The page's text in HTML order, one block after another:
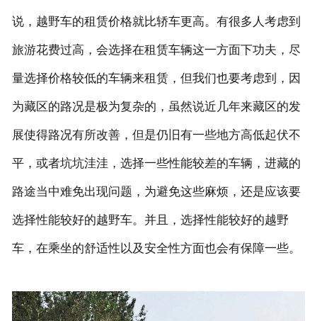
服务项目
租车资讯
租车价格
关于我们
联系我们
说，越野车的租赁价格就比轿车更高。有很多人考虑到
旅游花费过高，会选择在租赁车辆这一方面下功夫，尽
量选择价格较低的车辆来租赁，但我们也要考虑到，因
为藏区的路况是极为复杂的，虽然说近几年来藏区的发
展使得路况有所改善，但是仍旧有一些地方高低起伏不
平，或者坑坑洼洼，选择一些性能较差的车辆，进藏的
路途当中难免出现问题，为避免这些麻烦，还是应该要
选择性能较好的越野车。并且，选择性能较好的越野
车，在乘坐的舒适性以及安全性方面也会有保障一些。